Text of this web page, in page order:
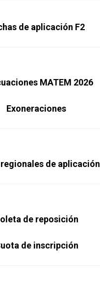
de aplicación F2
MATEM 2026
Exoneraciones
de aplicación
de reposición
de inscripción